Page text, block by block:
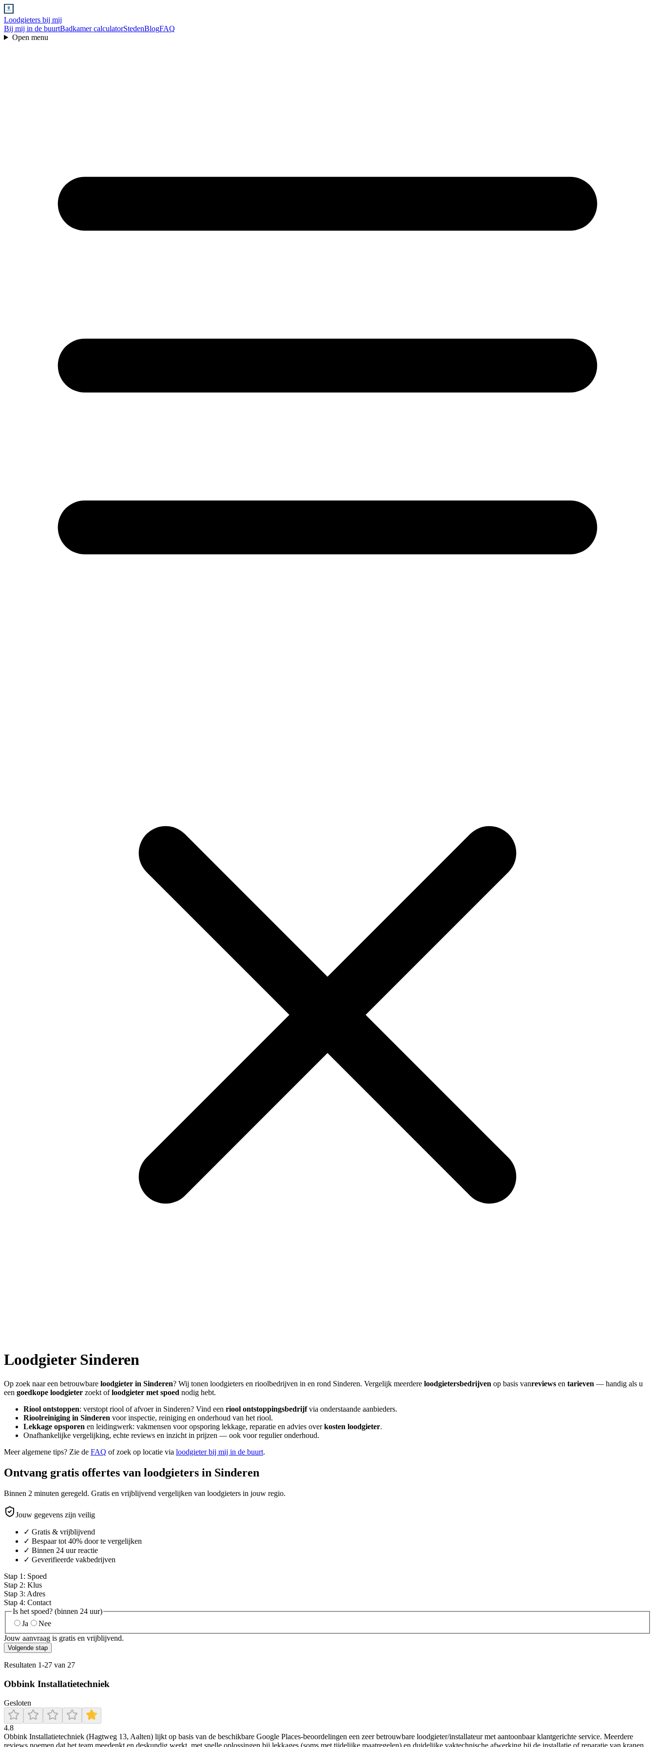
Loodgieters bij mij
Bij mij in de buurtBadkamer calculatorStedenBlogFAQ
Open menu
Loodgieter Sinderen
Op zoek naar een betrouwbare loodgieter in Sinderen? Wij tonen loodgieters en rioolbedrijven in en rond Sinderen. Vergelijk meerdere loodgietersbedrijven op basis vanreviews en tarieven — handig als u
een goedkope loodgieter zoekt ofloodgieter met spoed nodig hebt.
Riool ontstoppen: verstopt riool of afvoer in Sinderen? Vind een riool ontstoppingsbedrijfvia onderstaande aanbieders.
Rioolreiniging in Sinderen voor inspectie, reiniging en onderhoud van het riool.
Lekkage opsporen en leidingwerk: vakmensen voor opsporing lekkage, reparatie en advies overkosten loodgieter.
Onafhankelijke vergelijking, echte reviews en inzicht in prijzen — ook voor regulier onderhoud.
Meer algemene tips? Zie de FAQ of zoek op locatie via loodgieter bij mij in de buurt.
Ontvang gratis offertes van loodgieters in Sinderen
Binnen 2 minuten geregeld. Gratis en vrijblijvend vergelijken van loodgieters in jouw regio.
Jouw gegevens zijn veilig
✓ Gratis & vrijblijvend
✓ Bespaar tot 40% door te vergelijken
✓ Binnen 24 uur reactie
✓ Geverifieerde vakbedrijven
Stap 1 : Spoed
Stap 2: Klus
Stap 3: Adres
Stap 4: Contact
Is het spoed? (binnen 24 uur)
Ja
Nee
Jouw aanvraag is gratis en vrijblijvend.
Volgende stap
Resultaten 1-27 van 27
Obbink Installatietechniek
Gesloten
4.8
Obbink Installatietechniek (Hagtweg 13, Aalten) lijkt op basis van de beschikbare Google Places-beoordelingen een zeer betrouwbare loodgieter/installateur met aantoonbaar klantgerichte service. Meerdere
reviews noemen dat het team meedenkt en deskundig werkt, met snelle oplossingen bij lekkages (soms met tijdelijke maatregelen) en duidelijke vaktechnische afwerking bij de installatie of reparatie van kranen